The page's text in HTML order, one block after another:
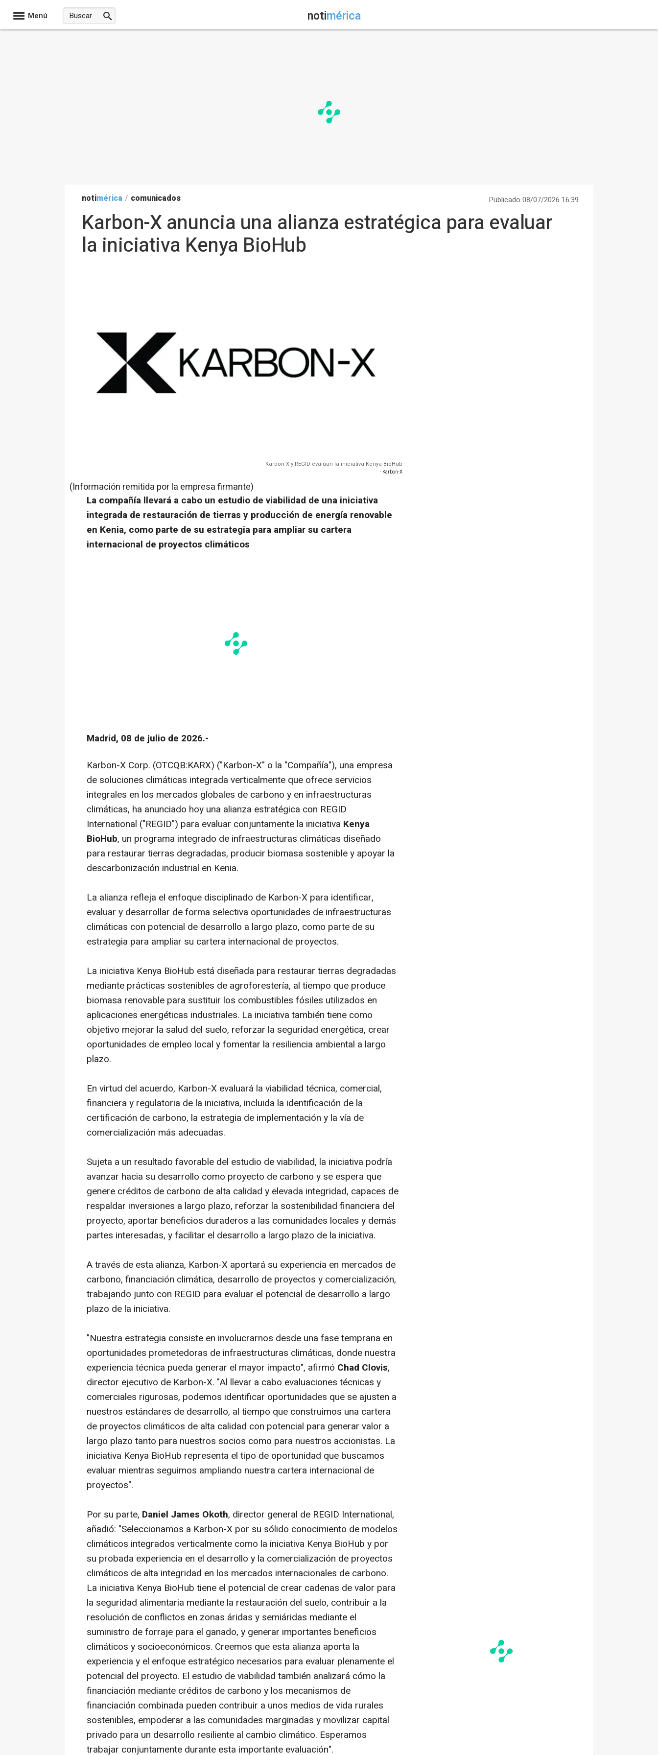
Menú notimérica
notimérica / comunicados Publicado 08/07/2026 16:39
Karbon-X anuncia una alianza estratégica para evaluar
la iniciativa Kenya BioHub
Karbon-X y REGID evalúan la iniciativa Kenya BioHub
- Karbon-X
(Información remitida por la empresa firmante)
La compañía llevará a cabo un estudio de viabilidad de una iniciativa
integrada de restauración de tierras y producción de energía renovable
en Kenia, como parte de su estrategia para ampliar su cartera
internacional de proyectos climáticos
Madrid, 08 de julio de 2026.-
Karbon-X Corp. (OTCQB:KARX) ("Karbon-X" o la "Compañía"), una empresa
de soluciones climáticas integrada verticalmente que ofrece servicios
integrales en los mercados globales de carbono y en infraestructuras
climáticas, ha anunciado hoy una alianza estratégica con REGID
International ("REGID") para evaluar conjuntamente la iniciativa Kenya
BioHub, un programa integrado de infraestructuras climáticas diseñado
para restaurar tierras degradadas, producir biomasa sostenible y apoyar la
descarbonización industrial en Kenia.
La alianza refleja el enfoque disciplinado de Karbon-X para identificar,
evaluar y desarrollar de forma selectiva oportunidades de infraestructuras
climáticas con potencial de desarrollo a largo plazo, como parte de su
estrategia para ampliar su cartera internacional de proyectos.
La iniciativa Kenya BioHub está diseñada para restaurar tierras degradadas
mediante prácticas sostenibles de agroforestería, al tiempo que produce
biomasa renovable para sustituir los combustibles fósiles utilizados en
aplicaciones energéticas industriales. La iniciativa también tiene como
objetivo mejorar la salud del suelo, reforzar la seguridad energética, crear
oportunidades de empleo local y fomentar la resiliencia ambiental a largo
plazo.
En virtud del acuerdo, Karbon-X evaluará la viabilidad técnica, comercial,
financiera y regulatoria de la iniciativa, incluida la identificación de la
certificación de carbono, la estrategia de implementación y la vía de
comercialización más adecuadas.
Sujeta a un resultado favorable del estudio de viabilidad, la iniciativa podría
avanzar hacia su desarrollo como proyecto de carbono y se espera que
genere créditos de carbono de alta calidad y elevada integridad, capaces de
respaldar inversiones a largo plazo, reforzar la sostenibilidad financiera del
proyecto, aportar beneficios duraderos a las comunidades locales y demás
partes interesadas, y facilitar el desarrollo a largo plazo de la iniciativa.
A través de esta alianza, Karbon-X aportará su experiencia en mercados de
carbono, financiación climática, desarrollo de proyectos y comercialización,
trabajando junto con REGID para evaluar el potencial de desarrollo a largo
plazo de la iniciativa.
"Nuestra estrategia consiste en involucrarnos desde una fase temprana en
oportunidades prometedoras de infraestructuras climáticas, donde nuestra
experiencia técnica pueda generar el mayor impacto", afirmó Chad Clovis,
director ejecutivo de Karbon-X. "Al llevar a cabo evaluaciones técnicas y
comerciales rigurosas, podemos identificar oportunidades que se ajusten a
nuestros estándares de desarrollo, al tiempo que construimos una cartera
de proyectos climáticos de alta calidad con potencial para generar valor a
largo plazo tanto para nuestros socios como para nuestros accionistas. La
iniciativa Kenya BioHub representa el tipo de oportunidad que buscamos
evaluar mientras seguimos ampliando nuestra cartera internacional de
proyectos".
Por su parte, Daniel James Okoth, director general de REGID International,
añadió: "Seleccionamos a Karbon-X por su sólido conocimiento de modelos
climáticos integrados verticalmente como la iniciativa Kenya BioHub y por
su probada experiencia en el desarrollo y la comercialización de proyectos
climáticos de alta integridad en los mercados internacionales de carbono.
La iniciativa Kenya BioHub tiene el potencial de crear cadenas de valor para
la seguridad alimentaria mediante la restauración del suelo, contribuir a la
resolución de conflictos en zonas áridas y semiáridas mediante el
suministro de forraje para el ganado, y generar importantes beneficios
climáticos y socioeconómicos. Creemos que esta alianza aporta la
experiencia y el enfoque estratégico necesarios para evaluar plenamente el
potencial del proyecto. El estudio de viabilidad también analizará cómo la
financiación mediante créditos de carbono y los mecanismos de
financiación combinada pueden contribuir a unos medios de vida rurales
sostenibles, empoderar a las comunidades marginadas y movilizar capital
privado para un desarrollo resiliente al cambio climático. Esperamos
trabajar conjuntamente durante esta importante evaluación".